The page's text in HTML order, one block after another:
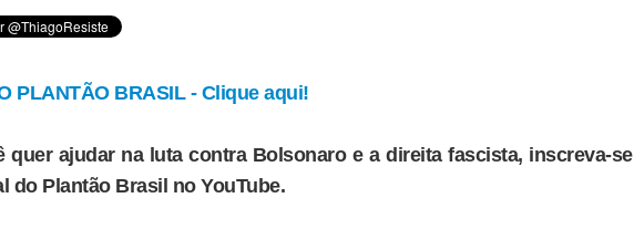
PLANTÃO BRASIL - Clique aqui!
quer ajudar na luta contra Bolsonaro e a direita fascista, inscreva-se
do Plantão Brasil no YouTube.